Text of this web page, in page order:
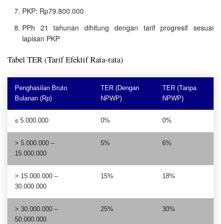
PKP: Rp79.800.000
PPh 21 tahunan dihitung dengan tarif progresif sesuai
lapisan PKP
Tabel TER (Tarif Efektif Rata-rata)
Penghasilan Bruto
Bulanan (Rp)
TER (Dengan
NPWP)
TER (Tanpa
NPWP)
≤ 5.000.000 0% 0%
> 5.000.000 –
15.000.000
5% 6%
> 15.000.000 –
30.000.000
15% 18%
> 30.000.000 –
50.000.000
25% 30%